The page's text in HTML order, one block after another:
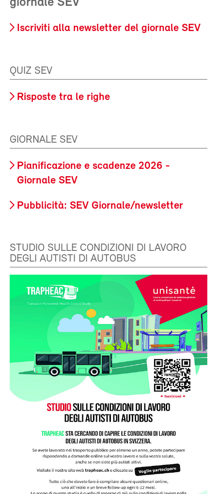
Iscriviti alla newsletter del giornale SEV
QUIZ SEV
Risposte tra le righe
GIORNALE SEV
Pianificazione e scadenze 2026 -
Giornale SEV
Pubblicità: SEV Giornale/newsletter
STUDIO SULLE CONDIZIONI DI LAVORO
DEGLI AUTISTI DI AUTOBUS